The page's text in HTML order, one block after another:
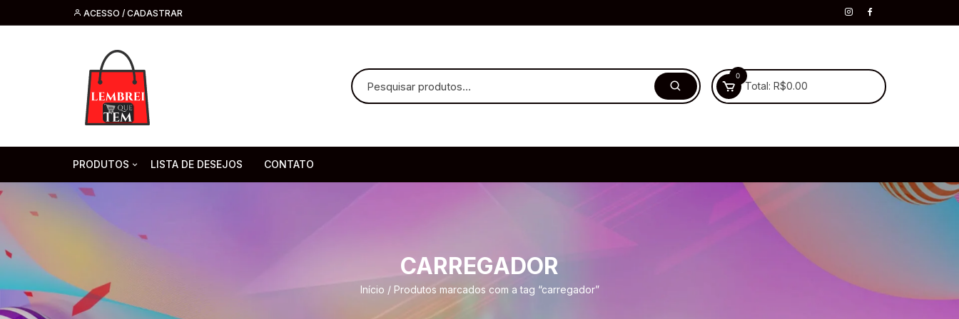
ACESSO / CADASTRAR
0
Total: R$0.00
PRODUTOS
Moda, Beleza E Perfumaria
Artigos para festa
LISTA DE DESEJOS CONTATO
CARREGADOR
Início / Produtos marcados com a tag “carregador”